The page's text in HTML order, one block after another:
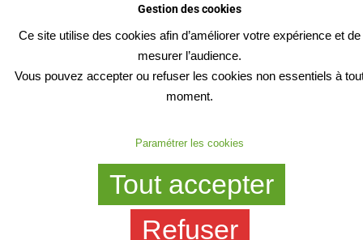
Gestion des cookies
Ce site utilise des cookies afin d’améliorer votre expérience et de
mesurer l’audience.
Vous pouvez accepter ou refuser les cookies non essentiels à
moment.
Paramétrer les cookies
Tout accepter
Refuser